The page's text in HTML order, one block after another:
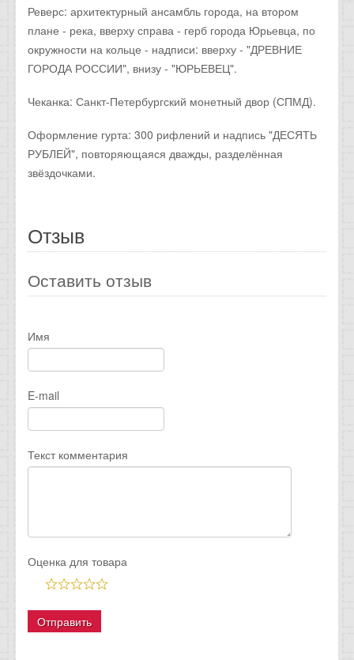
Реверс: архитектурный ансамбль города, на втором
плане - река, вверху справа - герб города Юрьевца, по
окружности на кольце - надписи: вверху - "ДРЕВНИЕ
ГОРОДА РОССИИ", внизу - "ЮРЬЕВЕЦ".
Чеканка: Санкт-Петербургский монетный двор (СПМД).
Оформление гурта: 300 рифлений и надпись "ДЕСЯТЬ
РУБЛЕЙ", повторяющаяся дважды, разделённая
звёздочками.
Отзыв
Оставить отзыв
Имя
E-mail
Текст комментария
Оценка для товара